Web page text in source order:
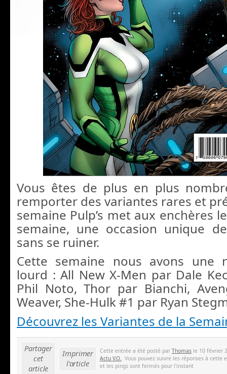
Vous êtes de plus en plus
remporter des variantes rares et
semaine Pulp’s met aux enchères
semaine, une occasion unique
sans se ruiner.
Cette semaine nous avons une
lourd : All New X-Men par Dale
Phil Noto, Thor par Bianchi,
Weaver, She-Hulk #1 par Ryan
Découvrez les Variantes de la
Partager
cet
article
Imprimer
l'article
Cette entrée a été posté par Thomas le 10 février
Actu V.O.
. Vous pouvez suivre les réponses à cette
et les pings sont fermés pour l'instant